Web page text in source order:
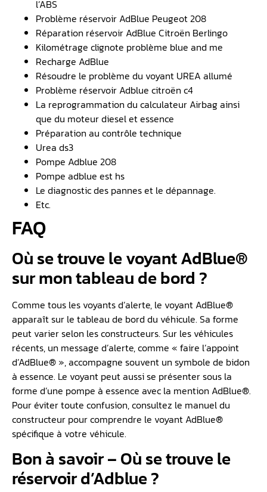
l’ABS
Problème réservoir AdBlue Peugeot 208
Réparation réservoir AdBlue Citroën Berlingo
Kilométrage clignote problème blue and me
Recharge AdBlue
Résoudre le problème du voyant UREA allumé
Problème réservoir Adblue citroën c4
La reprogrammation du calculateur Airbag ainsi
que du moteur diesel et essence
Préparation au contrôle technique
Urea ds3
Pompe Adblue 208
Pompe adblue est hs
Le diagnostic des pannes et le dépannage.
Etc.
FAQ
Où se trouve le voyant AdBlue®
sur mon tableau de bord ?
Comme tous les voyants d’alerte, le voyant AdBlue®
apparaît sur le tableau de bord du véhicule. Sa forme
peut varier selon les constructeurs. Sur les véhicules
récents, un message d’alerte, comme « faire l’appoint
d’AdBlue® », accompagne souvent un symbole de bidon
à essence. Le voyant peut aussi se présenter sous la
forme d’une pompe à essence avec la mention AdBlue®.
Pour éviter toute confusion, consultez le manuel du
constructeur pour comprendre le voyant AdBlue®
spécifique à votre véhicule.
Bon à savoir – Où se trouve le
réservoir d’Adblue ?